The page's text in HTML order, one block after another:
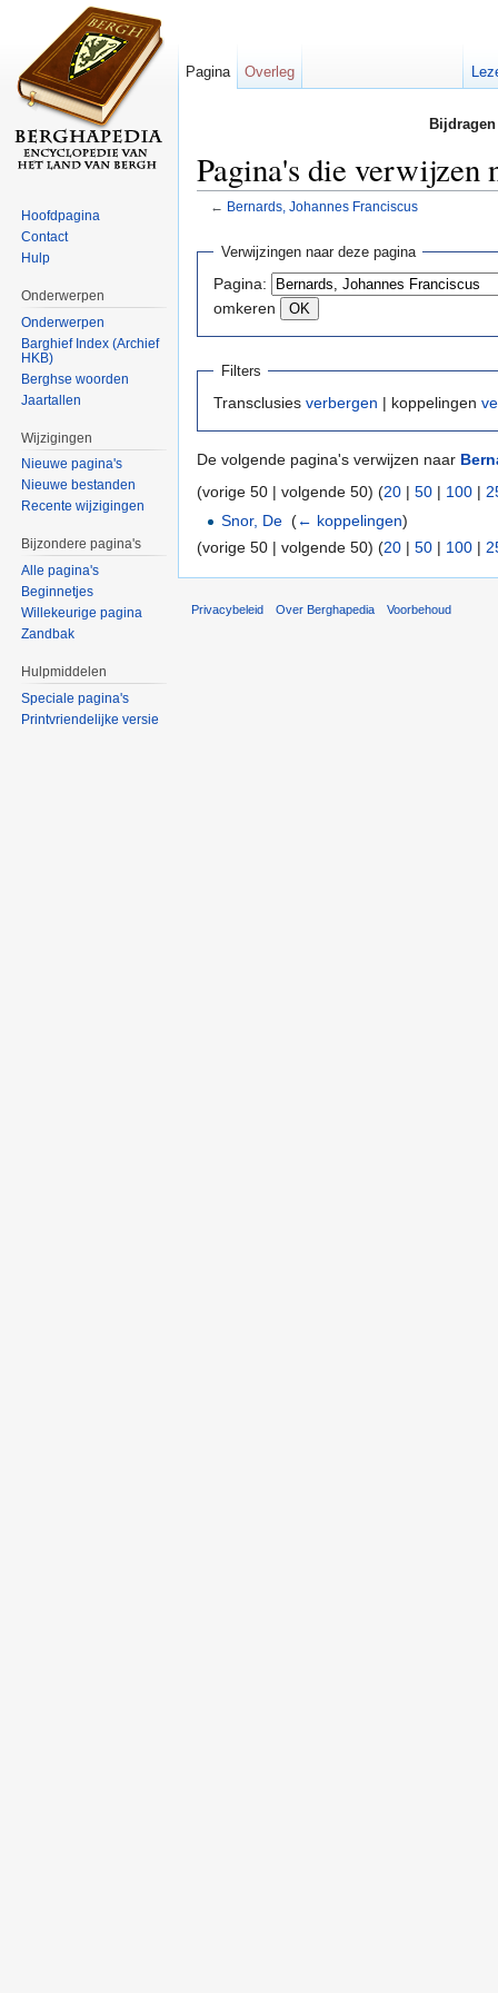
Pagina's die verwijzen
← Bernards, Johannes Franciscus
Verwijzingen naar deze pagina
Pagina:
omkeren
Filters
Transclusies verbergen | koppelingen
De volgende pagina's verwijzen naar
(vorige 50 | volgende 50) (20 | 50 | 100 |
Snor, De ‎(← koppelingen)
(vorige 50 | volgende 50) (20 | 50 | 100 |
Pagina Overleg
Hoofdpagina
Contact
Hulp
Onderwerpen
Onderwerpen
Barghief Index (Archief
HKB)
Berghse woorden
Jaartallen
Wijzigingen
Nieuwe pagina's
Nieuwe bestanden
Recente wijzigingen
Bijzondere pagina's
Alle pagina's
Beginnetjes
Willekeurige pagina
Zandbak
Hulpmiddelen
Speciale pagina's
Printvriendelijke versie
Privacybeleid Over Berghapedia Voorbehoud